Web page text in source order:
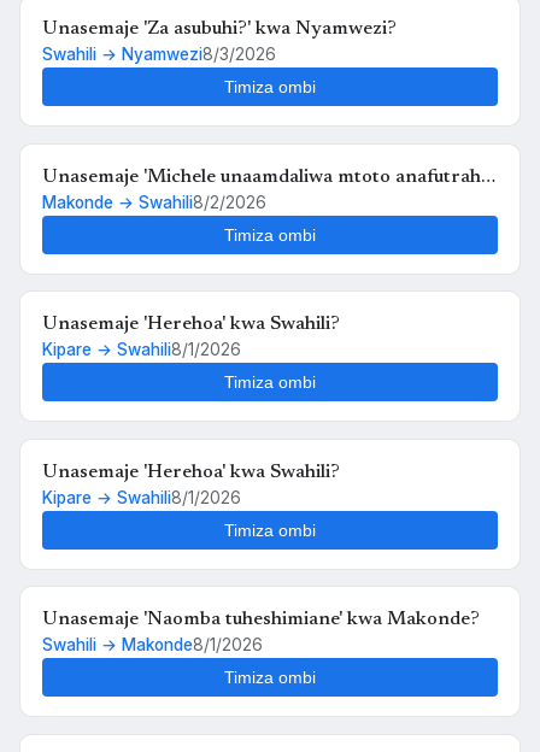
Unasemaje 'Za asubuhi?' kwa Nyamwezi?
Swahili → Nyamwezi8/3/2026
Timiza ombi
Unasemaje 'Michele unaamdaliwa mtoto anafutrahia'
kwa Swahili?
Makonde → Swahili8/2/2026
Timiza ombi
Unasemaje 'Herehoa' kwa Swahili?
Kipare → Swahili8/1/2026
Timiza ombi
Unasemaje 'Herehoa' kwa Swahili?
Kipare → Swahili8/1/2026
Timiza ombi
Unasemaje 'Naomba tuheshimiane' kwa Makonde?
Swahili → Makonde8/1/2026
Timiza ombi